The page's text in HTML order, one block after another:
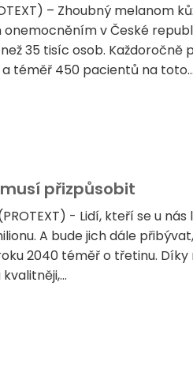
– Zhoubný melanom
v České
35 tisíc osob. Každoročně
téměř 450 pacientů na toto...
přizpůsobit
- Lidí, kteří se u
A bude jich dále
2040 téměř o třetinu.